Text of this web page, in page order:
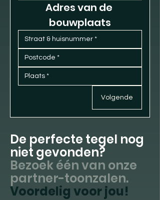
Adres van de
bouwplaats
Volgende
De perfecte tegel nog
niet gevonden?
Bezoek één van onze
partner-toonzalen.
Voordelig voor jou!